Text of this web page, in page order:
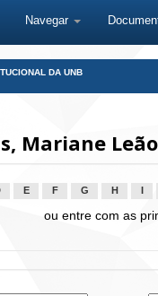
Navegar
DA UNB
Mariane Leão
E F G H
ou entre com as